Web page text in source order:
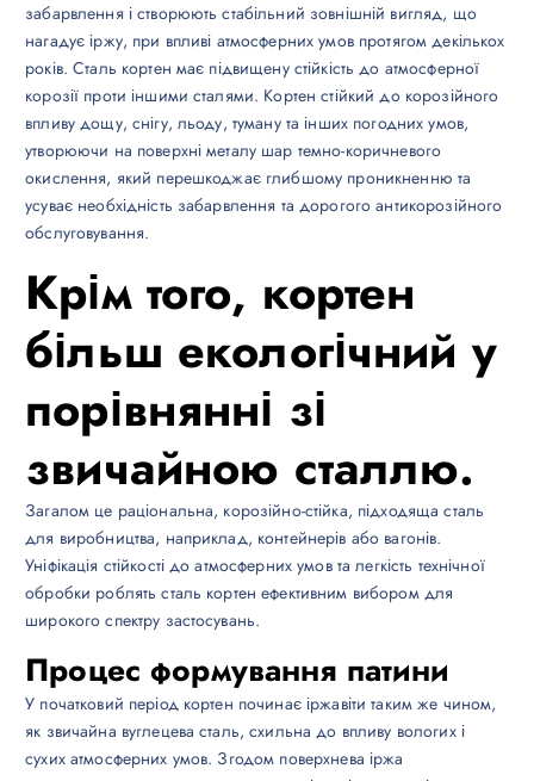
забарвлення і створюють стабільний зовнішній вигляд, що
нагадує іржу, при впливі атмосферних умов протягом декількох
років. Сталь кортен має підвищену стійкість до атмосферної
корозії проти іншими сталями. Кортен стійкий до корозійного
впливу дощу, снігу, льоду, туману та інших погодних умов,
утворюючи на поверхні металу шар темно-коричневого
окислення, який перешкоджає глибшому проникненню та
усуває необхідність забарвлення та дорогого антикорозійного
обслуговування.
Крім того, кортен
більш екологічний у
порівнянні зі
звичайною сталлю.
Загалом це раціональна, корозійно-стійка, підходяща сталь
для виробництва, наприклад, контейнерів або вагонів.
Уніфікація стійкості до атмосферних умов та легкість технічної
обробки роблять сталь кортен ефективним вибором для
широкого спектру застосувань.
Процес формування патини
У початковий період кортен починає іржавіти таким же чином,
як звичайна вуглецева сталь, схильна до впливу вологих і
сухих атмосферних умов. Згодом поверхнева іржа